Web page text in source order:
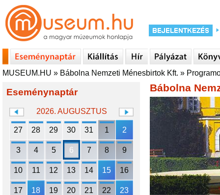
MUSEUM.HU » Bábolna Nemzeti Ménesbirtok Kft. »
Eseménynaptár
2026. AUGUSZTUS
27 28 29 30 31 1 2
3 4 5 6 7 8 9
10 11 12 13 14 15 16
17 18 19 20 21 22 23
Bábolna